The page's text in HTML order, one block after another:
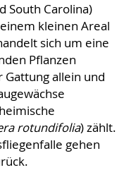
South Carolina)
kleinen Areal
sich um eine
Pflanzen
allein und
rotundifolia) zählt.
gehen